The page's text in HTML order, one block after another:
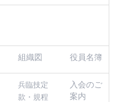
組織図 役員名簿
兵臨技定
款・規程
入会のご
案内